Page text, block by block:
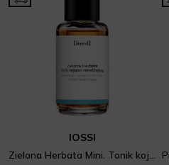
IOSSI
Zielona Herbata Mini. Tonik kojąco-nawilżający